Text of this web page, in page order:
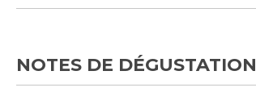
NOTES DE DÉGUSTATION